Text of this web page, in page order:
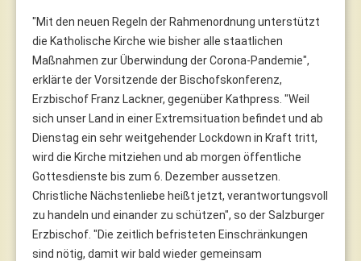
"Mit den neuen Regeln der Rahmenordnung unterstützt
die Katholische Kirche wie bisher alle staatlichen
Maßnahmen zur Überwindung der Corona-Pandemie",
erklärte der Vorsitzende der Bischofskonferenz,
Erzbischof Franz Lackner, gegenüber Kathpress. "Weil
sich unser Land in einer Extremsituation befindet und ab
Dienstag ein sehr weitgehender Lockdown in Kraft tritt,
wird die Kirche mitziehen und ab morgen öffentliche
Gottesdienste bis zum 6. Dezember aussetzen.
Christliche Nächstenliebe heißt jetzt, verantwortungsvoll
zu handeln und einander zu schützen", so der Salzburger
Erzbischof. "Die zeitlich befristeten Einschränkungen
sind nötig, damit wir bald wieder gemeinsam